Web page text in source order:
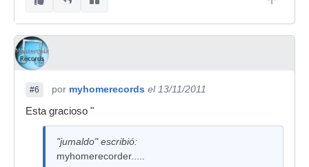
#6 por myhomerecords el 13/11/2011
Esta gracioso "
"jumaldo" escribió:
myhomerecorder.....